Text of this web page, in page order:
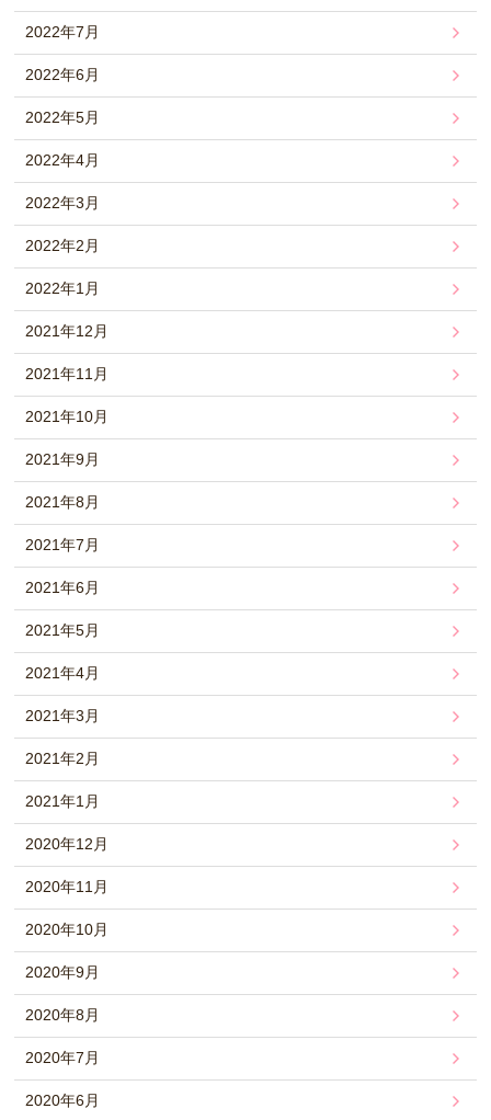
2022年7月
2022年6月
2022年5月
2022年4月
2022年3月
2022年2月
2022年1月
2021年12月
2021年11月
2021年10月
2021年9月
2021年8月
2021年7月
2021年6月
2021年5月
2021年4月
2021年3月
2021年2月
2021年1月
2020年12月
2020年11月
2020年10月
2020年9月
2020年8月
2020年7月
2020年6月